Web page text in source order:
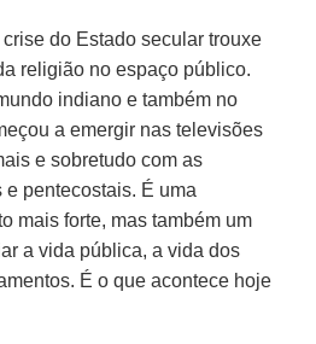
do Estado secular trouxe
religião no espaço público.
indiano e também no
a emergir nas televisões
e sobretudo com as
pentecostais. É uma
mais forte, mas também um
a vida pública, a vida dos
É o que acontece hoje